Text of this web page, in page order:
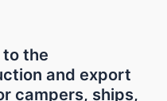
to the
and export
campers, ships,